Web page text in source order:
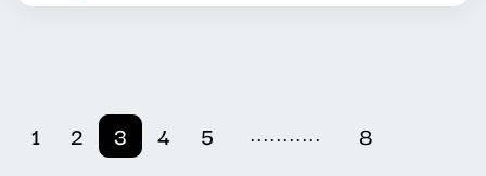
1 2 3 4 5 ........... 8